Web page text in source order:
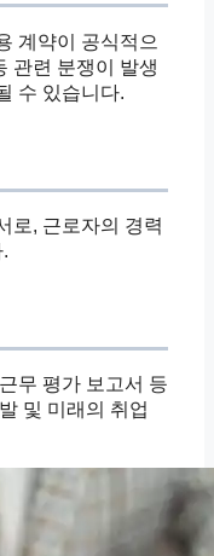
계약이 공식적으
관련 분쟁이 발생
수 있습니다.
로, 근로자의 경력
무 평가 보고서 등
및 미래의 취업